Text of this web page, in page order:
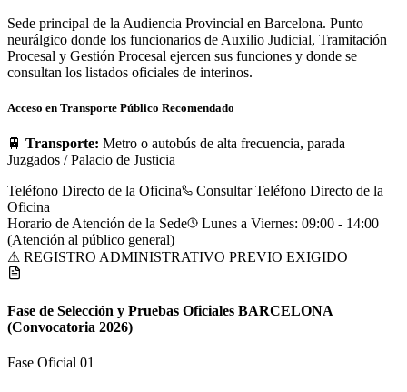
Sede principal de la Audiencia Provincial en Barcelona. Punto
neurálgico donde los funcionarios de Auxilio Judicial, Tramitación
Procesal y Gestión Procesal ejercen sus funciones y donde se
consultan los listados oficiales de interinos.
Acceso en Transporte Público Recomendado
🚆 Transporte: Metro o autobús de alta frecuencia, parada
Juzgados / Palacio de Justicia
Teléfono Directo de la Oficina
Consultar Teléfono Directo de la
Oficina
Horario de Atención de la Sede
Lunes a Viernes: 09:00 - 14:00
(Atención al público general)
⚠ REGISTRO ADMINISTRATIVO PREVIO EXIGIDO
Fase de Selección y Pruebas Oficiales BARCELONA
(Convocatoria 2026)
Fase Oficial 01